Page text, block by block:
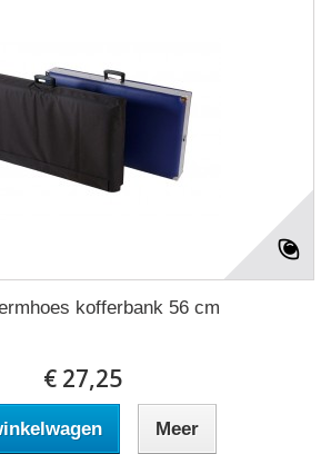
kofferbank 56 cm
€ 27,25
Meer